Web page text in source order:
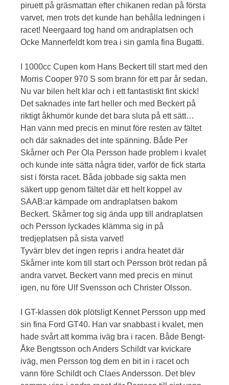
piruett på gräsmattan efter chikanen redan på första
varvet, men trots det kunde han behålla ledningen i
racet! Neergaard tog hand om andraplatsen och
Ocke Mannerfeldt kom trea i sin gamla fina Bugatti.
I 1000cc Cupen kom Hans Beckert till start med den
Morris Cooper 970 S som brann för ett par år sedan.
Nu var bilen helt klar och i ett fantastiskt fint skick!
Det saknades inte fart heller och med Beckert på
riktigt åkhumör kunde det bara sluta på ett sätt…
Han vann med precis en minut före resten av fältet
och där saknades det inte spänning. Både Per
Skårner och Per Ola Persson hade problem i kvalet
och kunde inte sätta några tider, varför de fick starta
sist i första racet. Båda jobbade sig sakta men
säkert upp genom fältet där ett helt koppel av
SAAB:ar kämpade om andraplatsen bakom
Beckert. Skårner tog sig ända upp till andraplatsen
och Persson lyckades klämma sig in på
tredjeplatsen på sista varvet!
Tyvärr blev det ingen repris i andra heatet där
Skårner inte kom till start och Persson bröt redan på
andra varvet. Beckert vann med precis en minut
igen, nu före Ulf Svensson och Christer Olsson.
I GT-klassen dök plötsligt Kennet Persson upp med
sin fina Ford GT40. Han var snabbast i kvalet, men
hade svårt att komma iväg bra i racen. Både Bengt-
Åke Bengtsson och Anders Schildt var kvickare
iväg, men Persson tog dem en bit in i racet och
vann före Schildt och Claes Andersson. Det blev